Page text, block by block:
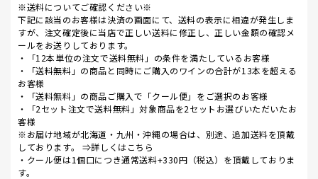
※送料についてご確認ください※
下記に該当のお客様は決済の画面にて、送料の表示に相違が発生しま
すが、注文確定後に当店で正しい送料に修正し、正しい金額の確認メ
ールをお送りしております。
・「12本単位の注文で送料無料」の条件を満たしているお客様
・「送料無料」の商品と同時にご購入のワインの合計が13本を超える
お客様
・「送料無料」の商品ご購入で「クール便」をご選択のお客様
・「2セット注文で送料無料」対象商品を2セットお選びいただいたお
客様
※お届け地域が北海道・九州・沖縄の場合は、別途、追加送料を頂戴
しております。 ⇒詳しくはこちら
・クール便は1個口につき通常送料+330円（税込）を頂戴しておりま
す。